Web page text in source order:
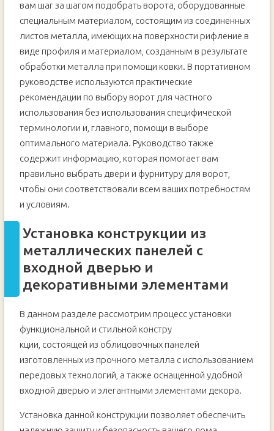
вам шаг за шагом подобрать ворота, оборудованные
специальным материалом, состоящим из соединенных
листов металла, имеющих на поверхности рифление в
виде профиля и материалом, созданным в результате
обработки металла при помощи ковки. В портативном
руководстве используются практические
рекомендации по выбору ворот для частного
использования без использования специфической
терминологии и, главного, помощи в выборе
оптимального материала. Руководство также
содержит информацию, которая помогает вам
правильно выбрать двери и фурнитуру для ворот,
чтобы они соответствовали всем ваших потребностям
и условиям.
Установка конструкции из
металлических панелей с
входной дверью и
декоративными элементами
В данном разделе рассмотрим процесс установки
функциональной и стильной констру
кции, состоящей из облицовочных панелей
изготовленных из прочного металла с использованием
передовых технологий, а также оснащенной удобной
входной дверью и элегантными элементами декора.
Установка данной конструкции позволяет обеспечить